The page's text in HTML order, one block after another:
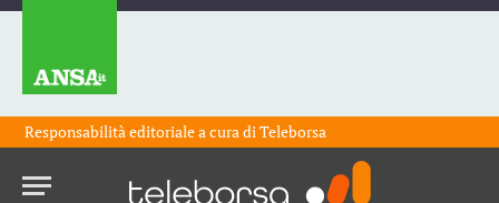
Responsabilità editoriale a cura diTeleborsa